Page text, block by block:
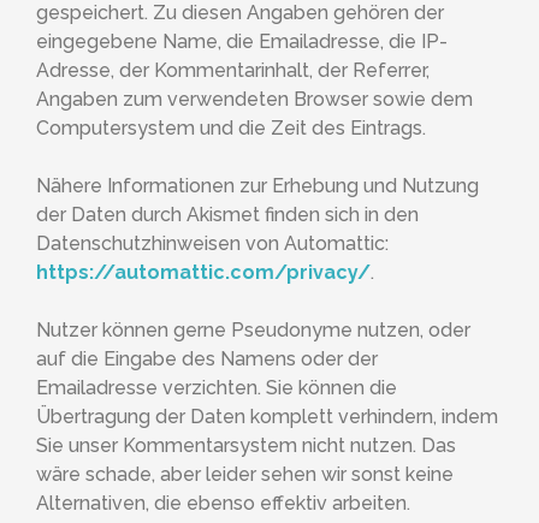
gespeichert. Zu diesen Angaben gehören der
eingegebene Name, die Emailadresse, die IP-
Adresse, der Kommentarinhalt, der Referrer,
Angaben zum verwendeten Browser sowie dem
Computersystem und die Zeit des Eintrags.
Nähere Informationen zur Erhebung und Nutzung
der Daten durch Akismet finden sich in den
Datenschutzhinweisen von Automattic:
https://automattic.com/privacy/.
Nutzer können gerne Pseudonyme nutzen, oder
auf die Eingabe des Namens oder der
Emailadresse verzichten. Sie können die
Übertragung der Daten komplett verhindern, indem
Sie unser Kommentarsystem nicht nutzen. Das
wäre schade, aber leider sehen wir sonst keine
Alternativen, die ebenso effektiv arbeiten.